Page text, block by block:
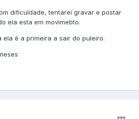
dificuldade, tentarei gravar e postar
ela esta em movimebto.
ela é a primeira a sair do puleiro.